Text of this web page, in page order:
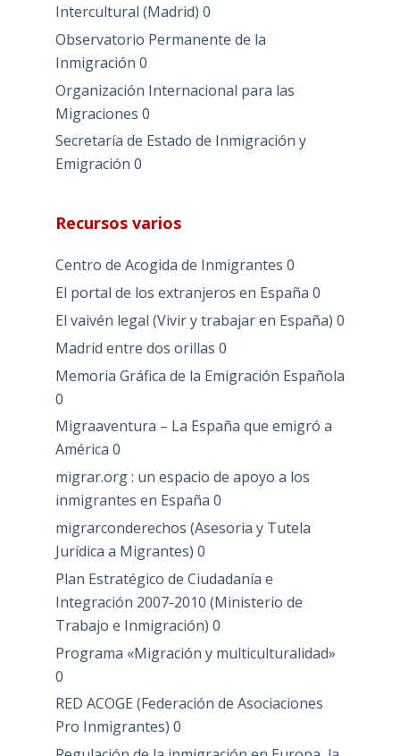
Intercultural (Madrid) 0
Observatorio Permanente de la
Inmigración 0
Organización Internacional para las
Migraciones 0
Secretaría de Estado de Inmigración y
Emigración 0
Recursos varios
Centro de Acogida de Inmigrantes 0
El portal de los extranjeros en España 0
El vaivén legal (Vivir y trabajar en España) 0
Madrid entre dos orillas 0
Memoria Gráfica de la Emigración Española
0
Migraaventura – La España que emigró a
América 0
migrar.org : un espacio de apoyo a los
inmigrantes en España 0
migrarconderechos (Asesoria y Tutela
Jurídica a Migrantes) 0
Plan Estratégico de Ciudadanía e
Integración 2007-2010 (Ministerio de
Trabajo e Inmigración) 0
Programa «Migración y multiculturalidad»
0
RED ACOGE (Federación de Asociaciones
Pro Inmigrantes) 0